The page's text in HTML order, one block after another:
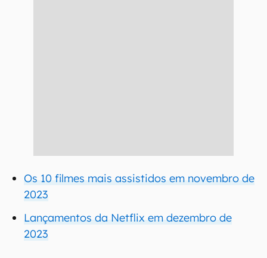
Os 10 filmes mais assistidos em novembro de
2023
Lançamentos da Netflix em dezembro de
2023